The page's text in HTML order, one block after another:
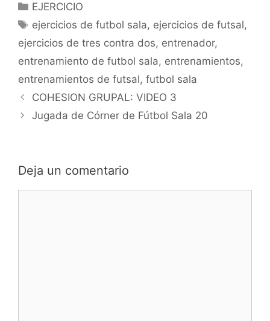
OBJETIVOS: Activación,
calentamiento,
inferioridad, repliegue,
transición, 1c1, 1cP,
Desde saque de portero
se realiza una primera…
Categorías
EJERCICIO
Etiquetas
ejercicios de futbol sala, ejercicios de futsal,
ejercicios de tres contra dos, entrenador,
entrenamiento de futbol sala, entrenamientos,
entrenamientos de futsal, futbol sala
Navegación
de
entradas
COHESION GRUPAL: VIDEO 3
Jugada de Córner de Fútbol Sala 20
Deja un comentario